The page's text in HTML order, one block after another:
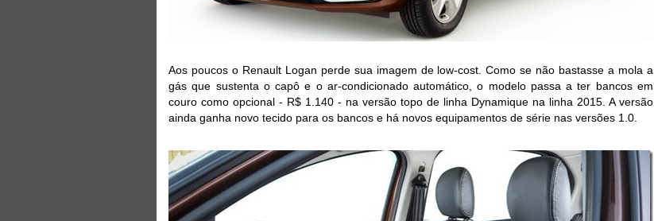
Aos poucos o Renault Logan perde sua imagem de low-cost. Como se não bastasse a mola a
gás que sustenta o capô e o ar-condicionado automático, o modelo passa a ter bancos em
couro como opcional - R$ 1.140 - na versão topo de linha Dynamique na linha 2015. A versão
ainda ganha novo tecido para os bancos e há novos equipamentos de série nas versões 1.0.